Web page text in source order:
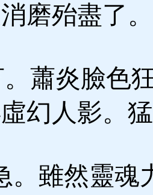
磨殆盡了
蕭炎臉色
幻人影。
雖然靈魂